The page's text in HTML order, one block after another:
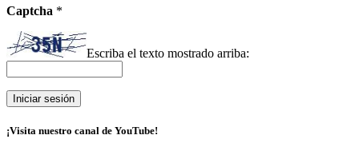
Captcha *
Escriba el texto mostrado arriba:
¡Visita nuestro canal de YouTube!